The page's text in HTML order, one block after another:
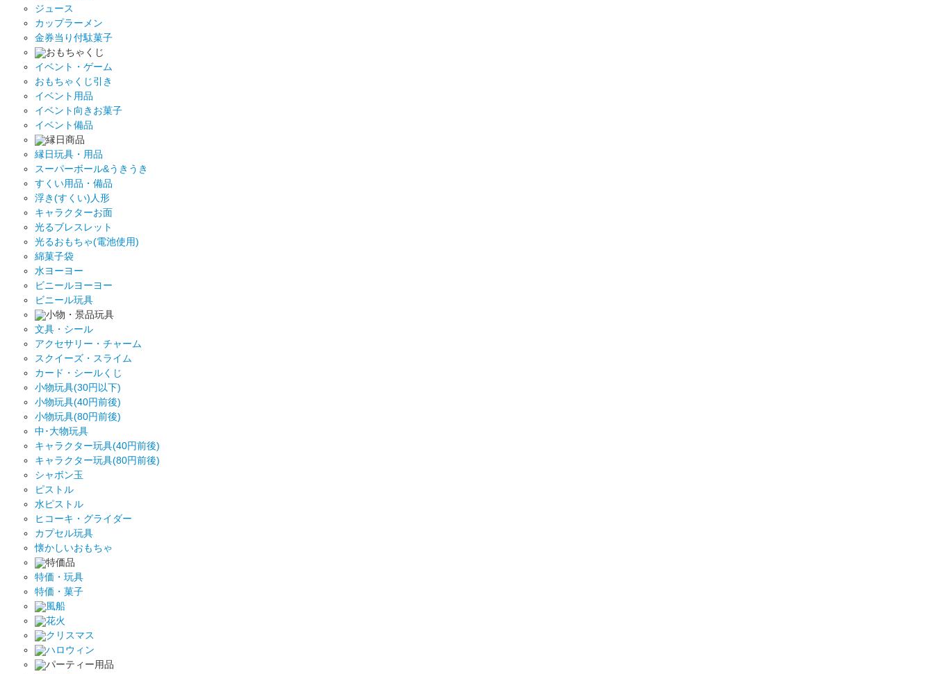
ジュース
カップラーメン
金券当り付駄菓子
おもちゃくじ
イベント・ゲーム
おもちゃくじ引き
イベント用品
イベント向きお菓子
イベント備品
縁日商品
縁日玩具・用品
スーパーボール&うきうき
すくい用品・備品
浮き(すくい)人形
キャラクターお面
光るブレスレット
光るおもちゃ(電池使用)
綿菓子袋
水ヨーヨー
ビニールヨーヨー
ビニール玩具
小物・景品玩具
文具・シール
アクセサリー・チャーム
スクイーズ・スライム
カード・シールくじ
小物玩具(30円以下)
小物玩具(40円前後)
小物玩具(80円前後)
中･大物玩具
キャラクター玩具(40円前後)
キャラクター玩具(80円前後)
シャボン玉
ピストル
水ピストル
ヒコーキ・グライダー
カプセル玩具
懐かしいおもちゃ
特価品
特価・玩具
特価・菓子
風船
花火
クリスマス
ハロウィン
パーティー用品